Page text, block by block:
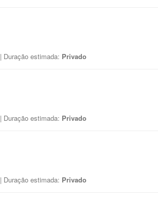
| Duração estimada: Privado
| Duração estimada: Privado
| Duração estimada: Privado